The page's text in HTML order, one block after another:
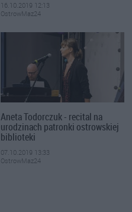
16.10.2019 12:13
OstrowMaz24
Aneta Todorczuk - recital na
urodzinach patronki ostrowskiej
biblioteki
07.10.2019 13:33
OstrowMaz24